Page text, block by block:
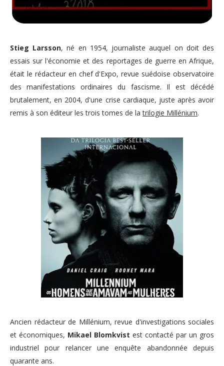
Stieg Larsson, né en 1954, journaliste auquel on doit des
essais sur l'économie et des reportages de guerre en Afrique,
était le rédacteur en chef d'Expo, revue suédoise observatoire
des manifestations ordinaires du fascisme. Il est décédé
brutalement, en 2004, d'une crise cardiaque, juste après avoir
remis à son éditeur les trois tomes de latrilogie Millénium.
Ancien rédacteur de Millénium, revue d'investigations sociales
et économiques, Mikael Blomkvist est contacté par un gros
industriel pour relancer une enquête abandonnée depuis
quarante ans.